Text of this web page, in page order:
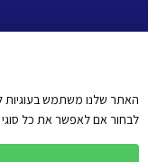
האתר שלנו משתמש בעוגיות
לבחור אם לאפשר את כל סוגי